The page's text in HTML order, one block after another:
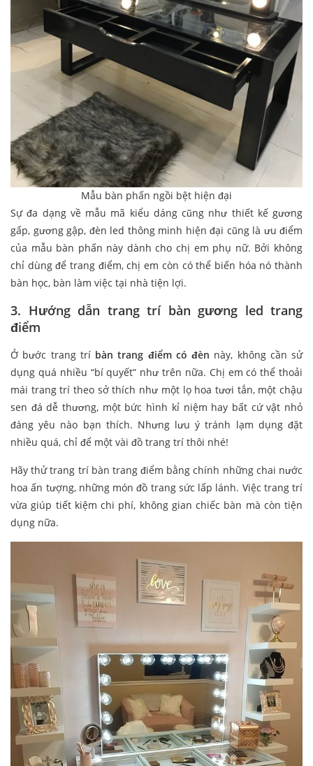
Mẫu bàn phấn ngồi bệt hiện đại
Sự đa dạng về mẫu mã kiểu dáng cũng như thiết kế gương
gấp, gương gập, đèn led thông minh hiện đại cũng là ưu điểm
của mẫu bàn phấn này dành cho chị em phụ nữ. Bởi không
chỉ dùng để trang điểm, chị em còn có thể biến hóa nó thành
bàn học, bàn làm việc tại nhà tiện lợi.
3. Hướng dẫn trang trí bàn gương led trang
điểm
Ở bước trang trí bàn trang điểm có đèn này, không cần sử
dụng quá nhiều “bí quyết” như trên nữa. Chị em có thể thoải
mái trang trí theo sở thích như một lọ hoa tươi tắn, một chậu
sen đá dễ thương, một bức hình kỉ niệm hay bất cứ vật nhỏ
đáng yêu nào bạn thích. Nhưng lưu ý tránh lạm dụng đặt
nhiều quá, chỉ để một vài đồ trang trí thôi nhé!
Hãy thử trang trí bàn trang điểm bằng chính những chai nước
hoa ấn tượng, những món đồ trang sức lấp lánh. Việc trang trí
vừa giúp tiết kiệm chi phí, không gian chiếc bàn mà còn tiện
dụng nữa.